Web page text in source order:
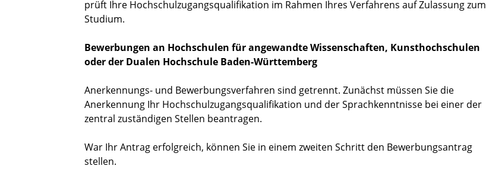
prüft Ihre Hochschulzugangsqualifikation im Rahmen Ihres Verfahrens auf Zulassung zum
Studium.
Bewerbungen an Hochschulen für angewandte Wissenschaften, Kunsthochschulen
oder der Dualen Hochschule Baden-Württemberg
Anerkennungs- und Bewerbungsverfahren sind getrennt. Zunächst müssen Sie die
Anerkennung Ihr Hochschulzugangsqualifikation und der Sprachkenntnisse bei einer der
zentral zuständigen Stellen beantragen.
War Ihr Antrag erfolgreich, können Sie in einem zweiten Schritt den Bewerbungsantrag
stellen.